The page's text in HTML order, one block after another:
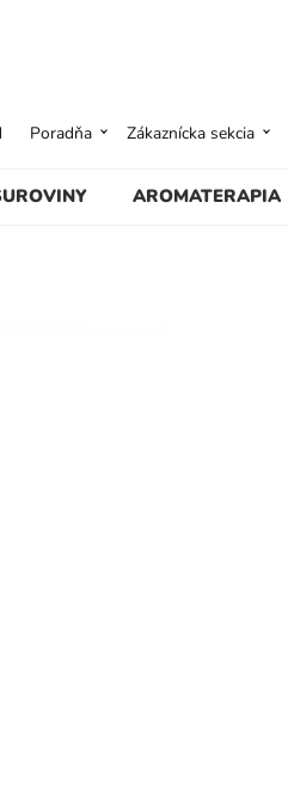
AROMATERAPIA
Poradňa Zákaznícka sekcia